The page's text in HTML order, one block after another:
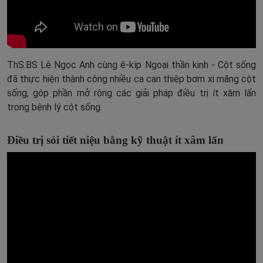
ThS.BS Lê Ngọc Anh cùng ê-kíp Ngoại thần kinh - Cột sống
đã thực hiện thành công nhiều ca can thiệp bơm xi măng cột
sống, góp phần mở rộng các giải pháp điều trị ít xâm lấn
trong bệnh lý cột sống.
Điều trị sỏi tiết niệu bằng kỹ thuật ít xâm lấn